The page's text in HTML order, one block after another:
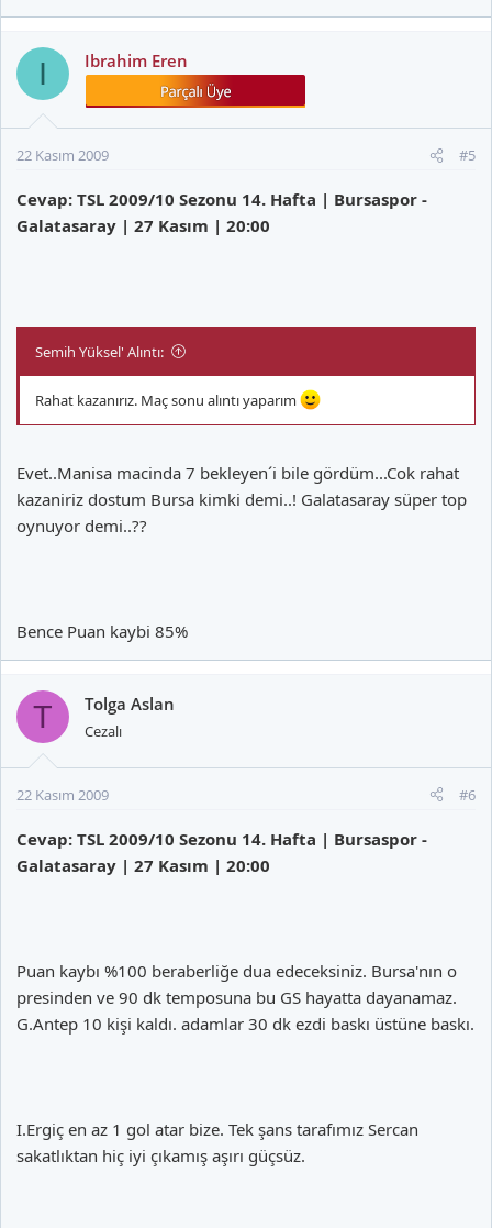
I Ibrahim Eren
22 Kasım 2009 #5
Cevap: TSL 2009/10 Sezonu 14. Hafta | Bursaspor -
Galatasaray | 27 Kasım | 20:00
Semih Yüksel' Alıntı:
Rahat kazanırız. Maç sonu alıntı yaparım
Evet..Manisa macinda 7 bekleyen´i bile gördüm...Cok rahat
kazaniriz dostum Bursa kimki demi..! Galatasaray süper top
oynuyor demi..??
Bence Puan kaybi 85%
T Tolga Aslan
Cezalı
22 Kasım 2009 #6
Cevap: TSL 2009/10 Sezonu 14. Hafta | Bursaspor -
Galatasaray | 27 Kasım | 20:00
Puan kaybı %100 beraberliğe dua edeceksiniz. Bursa'nın o
presinden ve 90 dk temposuna bu GS hayatta dayanamaz.
G.Antep 10 kişi kaldı. adamlar 30 dk ezdi baskı üstüne baskı.
I.Ergiç en az 1 gol atar bize. Tek şans tarafımız Sercan
sakatlıktan hiç iyi çıkamış aşırı güçsüz.